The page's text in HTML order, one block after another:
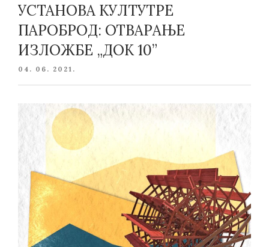
УСТАНОВА КУЛТУТРЕ
ПАРОБРОД: ОТВАРАЊЕ
ИЗЛОЖБЕ „ДОК 10”
POSTED
04. 06. 2021.